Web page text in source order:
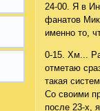
24-00. Я в
фанатов
именно то,
0-15. Хм...
отметаю
такая
Со своими
после 23-х,